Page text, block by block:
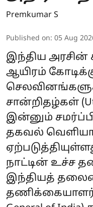
Premkumar S
Published on: 05 Aug
இந்திய அரசின்
ஆயிரம்
சான்றிதழ்கள்
இன்னும்
தகவல்
நாட்டின் உச்ச
இந்தியத்
தணிக்கையாளர்